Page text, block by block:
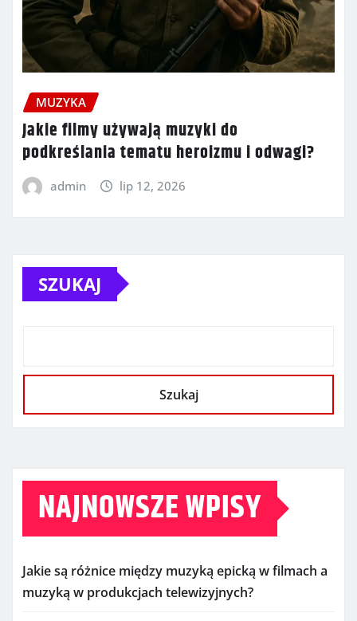
MUZYKA
Jakie filmy używają muzyki do
podkreślania tematu heroizmu i odwagi?
admin lip 12, 2026
SZUKAJ
Szukaj
NAJNOWSZE WPISY
Jakie są różnice między muzyką epicką w filmach a
muzyką w produkcjach telewizyjnych?